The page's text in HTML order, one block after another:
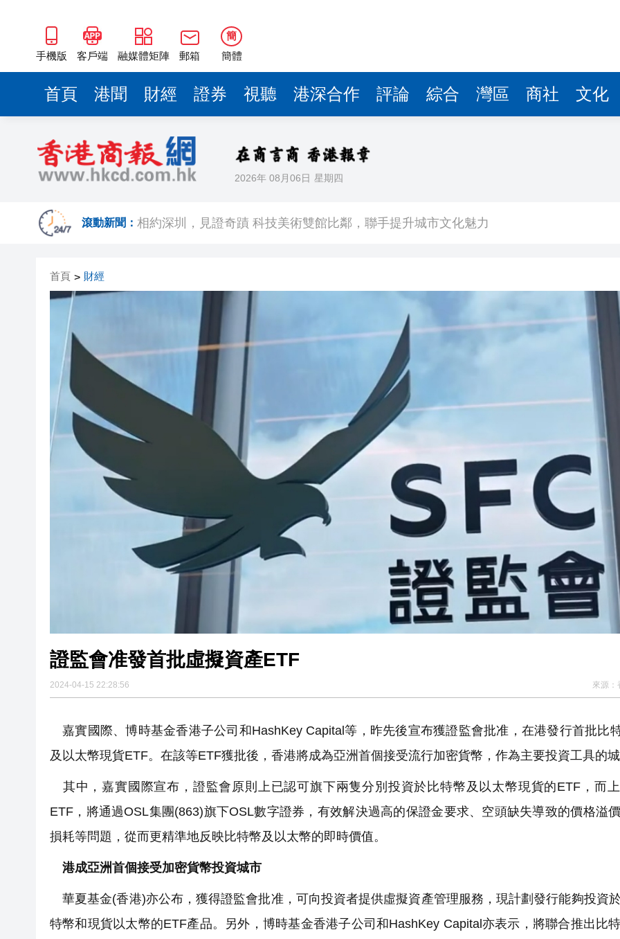
手機版 客戶端 融媒體矩陣 郵箱
簡
簡體
首頁 港聞 財經 證券 視聽 港深合作 評論 綜合 灣區 商社 文化
2026年 08月06日 星期四
滾動新聞：
相約深圳，見證奇蹟 科技美術雙館比鄰，聯手提升城市文化魅力
美股觀望非農數據 道指跌逾百點
有片丨孕婦羊水破裂即將臨盆 正遇晚高峰 情況危急 鐵騎交警一路開道護送
東涌巴士撞電單車 巴士司機涉危駕被捕
有片丨清淡不等於吃素！ 清淡飲食正在毀掉很多老人的晚年健康
首頁 > 財經
證監會准發首批虛擬資產ETF
2024-04-15 22:28:56 來源：
嘉實國際、博時基金香港子公司和HashKey Capital等，昨先後宣布獲證監會批准，在港發行首批比
及以太幣現貨ETF。在該等ETF獲批後，香港將成為亞洲首個接受流行加密貨幣，作為主要投資工具的
其中，嘉實國際宣布，證監會原則上已認可旗下兩隻分別投資於比特幣及以太幣現貨的ETF，而
ETF，將通過OSL集團(863)旗下OSL數字證券，有效解決過高的保證金要求、空頭缺失導致的價格溢
損耗等問題，從而更精準地反映比特幣及以太幣的即時價值。
港成亞洲首個接受加密貨幣投資城市
華夏基金(香港)亦公布，獲得證監會批准，可向投資者提供虛擬資產管理服務，現計劃發行能夠投資
特幣和現貨以太幣的ETF產品。另外，博時基金香港子公司和HashKey Capital亦表示，將聯合推出比